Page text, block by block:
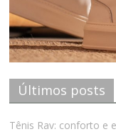
Últimos posts
Tênis Rav: conforto e